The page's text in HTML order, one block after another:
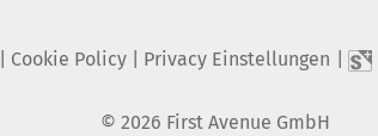
Cookie Policy| Privacy Einstellungen
© 2026 First Avenue GmbH